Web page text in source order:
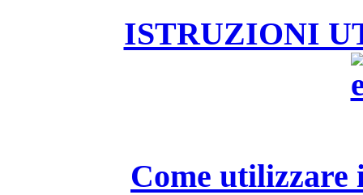
ISTRUZIONI
Come utilizzare